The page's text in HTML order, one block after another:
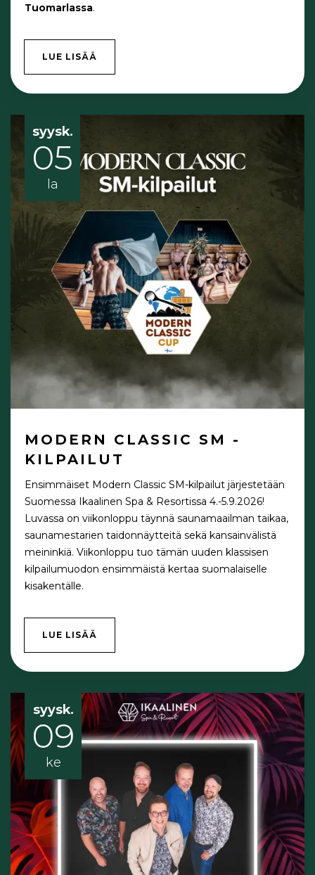
Tuomarlassa.
LUE LISÄÄ
syysk.
05
la
MODERN CLASSIC SM -
KILPAILUT
Ensimmäiset Modern Classic SM-kilpailut järjestetään
Suomessa Ikaalinen Spa & Resortissa 4.-5.9.2026!
Luvassa on viikonloppu täynnä saunamaailman taikaa,
saunamestarien taidonnäytteitä sekä kansainvälistä
meininkiä. Viikonloppu tuo tämän uuden klassisen
kilpailumuodon ensimmäistä kertaa suomalaiselle
kisakentälle.
LUE LISÄÄ
syysk.
09
ke